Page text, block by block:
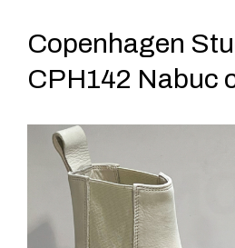
Copenhagen
CPH142 Nabuc